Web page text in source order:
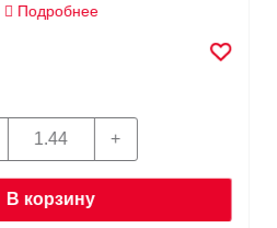
Подробнее
В корзину